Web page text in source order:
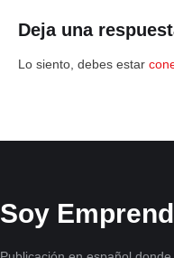
Deja una
Lo siento, debes estar
Soy